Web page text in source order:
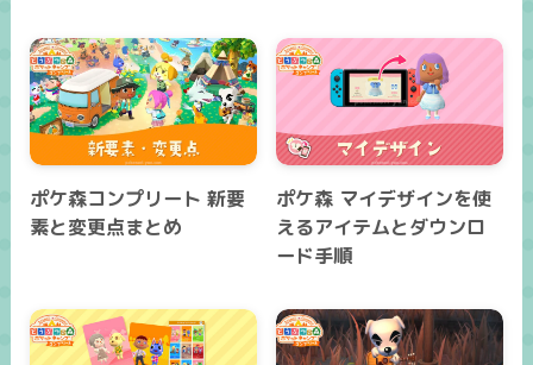
ポケ森コンプリート 新要
素と変更点まとめ
ポケ森 マイデザインを使
えるアイテムとダウンロ
ード手順